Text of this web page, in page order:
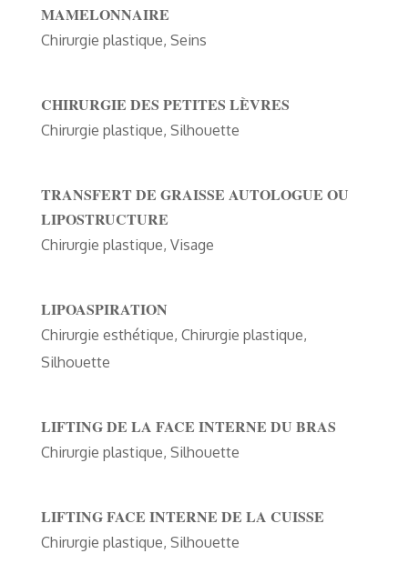
MAMELONNAIRE
Chirurgie plastique, Seins
CHIRURGIE DES PETITES LÈVRES
Chirurgie plastique, Silhouette
TRANSFERT DE GRAISSE AUTOLOGUE OU
LIPOSTRUCTURE
Chirurgie plastique, Visage
LIPOASPIRATION
Chirurgie esthétique, Chirurgie plastique,
Silhouette
LIFTING DE LA FACE INTERNE DU BRAS
Chirurgie plastique, Silhouette
LIFTING FACE INTERNE DE LA CUISSE
Chirurgie plastique, Silhouette